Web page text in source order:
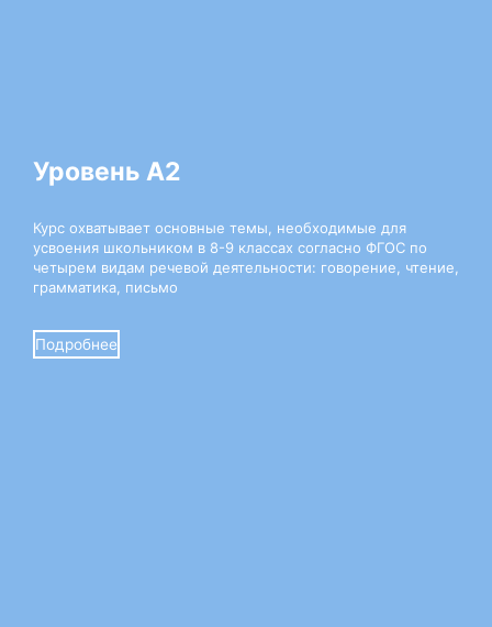
Уровень А1-A2
Курс охватывает основные темы, необходимые для
усвоения школьником в 7-8 классах согласно ФГОС по
четырем видам речевой деятельности: говорение, чтение,
грамматика, письмо
Подробнее
Уровень А2
Курс охватывает основные темы, необходимые для
усвоения школьником в 8-9 классах согласно ФГОС по
четырем видам речевой деятельности: говорение, чтение,
грамматика, письмо
Подробнее